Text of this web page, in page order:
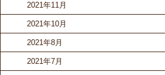
2021年11月
2021年10月
2021年8月
2021年7月